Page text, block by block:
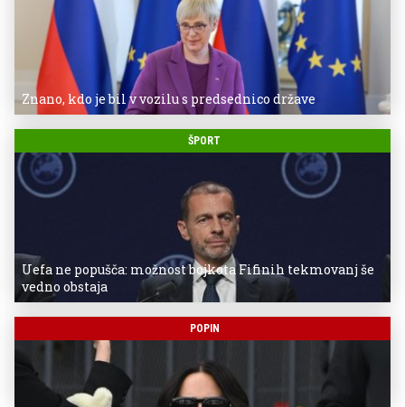
Znano, kdo je bil v vozilu s predsednico države
ŠPORT
Uefa ne popušča: možnost bojkota Fifinih tekmovanj še
vedno obstaja
POPIN